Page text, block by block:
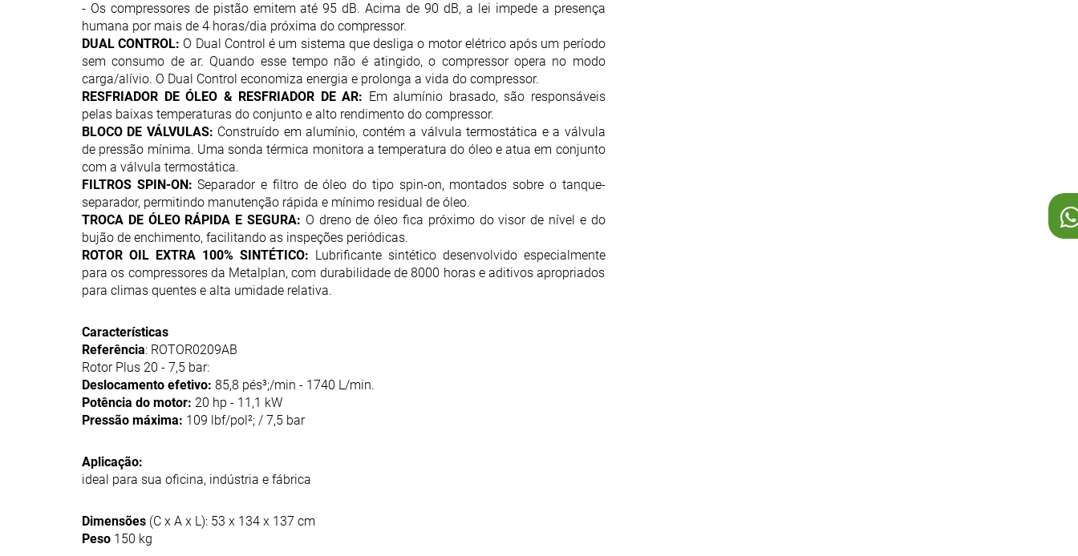
- Os compressores de pistão emitem até 95 dB. Acima de 90 dB, a lei impede a presença
humana por mais de 4 horas/dia próxima do compressor.
DUAL CONTROL: O Dual Control é um sistema que desliga o motor elétrico após um período
sem consumo de ar. Quando esse tempo não é atingido, o compressor opera no modo
carga/alívio. O Dual Control economiza energia e prolonga a vida do compressor.
RESFRIADOR DE ÓLEO & RESFRIADOR DE AR: Em alumínio brasado, são responsáveis
pelas baixas temperaturas do conjunto e alto rendimento do compressor.
BLOCO DE VÁLVULAS: Construído em alumínio, contém a válvula termostática e a válvula
de pressão mínima. Uma sonda térmica monitora a temperatura do óleo e atua em conjunto
com a válvula termostática.
FILTROS SPIN-ON: Separador e filtro de óleo do tipo spin-on, montados sobre o tanque-
separador, permitindo manutenção rápida e mínimo residual de óleo.
TROCA DE ÓLEO RÁPIDA E SEGURA: O dreno de óleo fica próximo do visor de nível e do
bujão de enchimento, facilitando as inspeções periódicas.
ROTOR OIL EXTRA 100% SINTÉTICO: Lubrificante sintético desenvolvido especialmente
para os compressores da Metalplan, com durabilidade de 8000 horas e aditivos apropriados
para climas quentes e alta umidade relativa.
Características
Referência: ROTOR0209AB
Rotor Plus 20 - 7,5 bar:
Deslocamento efetivo: 85,8 pés³;/min - 1740 L/min.
Potência do motor: 20 hp - 11,1 kW
Pressão máxima: 109 lbf/pol²; / 7,5 bar
Aplicação:
ideal para sua oficina, indústria e fábrica
Dimensões (C x A x L): 53 x 134 x 137 cm
Peso 150 kg